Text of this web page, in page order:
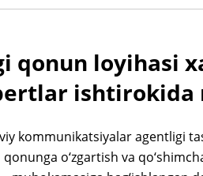
qonun loyihasi
ishtirokida
kommunikatsiyalar agentligi
qonunga o‘zgartish va